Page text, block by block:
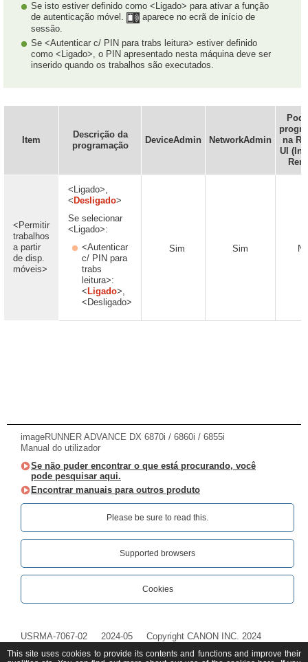
Se isto estiver definido como <Ligado> para ativar a função
de autenticação móvel.
aparece no ecrã de início de
sessão.
Se <Autenticar c/ PIN para trabs leitura> estiver definido
como <Ligado>, o PIN apresentado nesta máquina deve ser
inserido quando os trabalhos são executados.
Item
Descrição da
programação
DeviceAdmin NetworkAdmin
na
UI
<Permitir
trabalhos
a partir
de disp.
móveis>
<Ligado>,
< Desligado>
Se selecionar
<Ligado>:
<Autenticar
c/ PIN para
trabs
leitura>:
< Ligado>,
<Desligado>
Sim Sim
imageRUNNER ADVANCE DX 6870i / 6860i / 6855i
Manual do utilizador
Se não puder encontrar o que está procurando, você
pode pesquisar aqui.
Encontrar manuais para outros produto
Please be sure to read this.‎
Supported browsers
Cookies
USRMA-7067-02 2024-05 Copyright CANON INC. 2024
This site uses cookies to provide its contents and functions and improve their